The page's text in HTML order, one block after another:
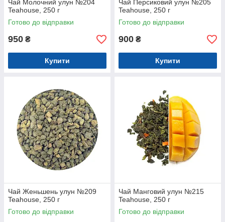
Чай Молочний улун №204
Teahouse, 250 г
Готово до відправки
950 ₴
Купити
Чай Персиковий улун №205
Teahouse, 250 г
Готово до відправки
900 ₴
Купити
Чай Женьшень улун №209
Teahouse, 250 г
Готово до відправки
Чай Манговий улун №215
Teahouse, 250 г
Готово до відправки